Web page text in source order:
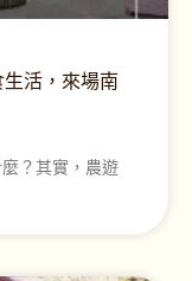
活，來場南
？其實，農遊